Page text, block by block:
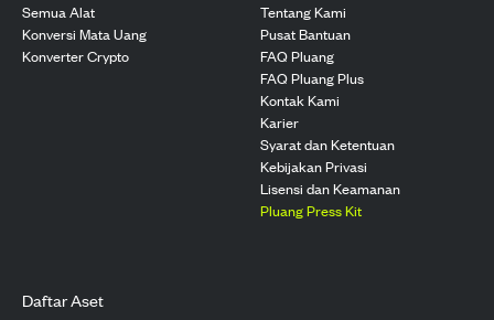
Semua Alat
Konversi Mata Uang
Konverter Crypto
Tentang Kami
Pusat Bantuan
FAQ Pluang
FAQ Pluang Plus
Kontak Kami
Karier
Syarat dan Ketentuan
Kebijakan Privasi
Lisensi dan Keamanan
Pluang Press Kit
Daftar Aset